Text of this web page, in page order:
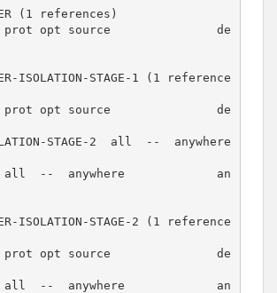
(1 references)
opt source               de
ISOLATION-STAGE-1 (1 reference
opt source               de
STAGE-2  all  --  anywhere
all  --  anywhere             an
ISOLATION-STAGE-2 (1 reference
opt source               de
all  --  anywhere             an